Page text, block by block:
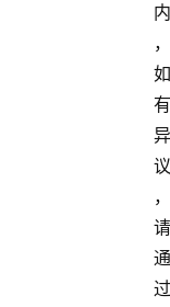
内
，
如
有
异
议
，
请
通
过